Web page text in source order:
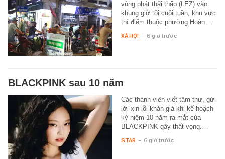
vùng phát thải thấp (LEZ) vào
khung giờ tối cuối tuần, khu vực
thí điểm thuộc phường Hoàn…
XÃ HỘI - 6 giờ trước
BLACKPINK sau 10 năm
Các thành viên viết tâm thư, gửi
lời xin lỗi khán giả khi kế hoạch
kỷ niệm 10 năm ra mắt của
BLACKPINK gây thất vọng.…
STAR - 6 giờ trước